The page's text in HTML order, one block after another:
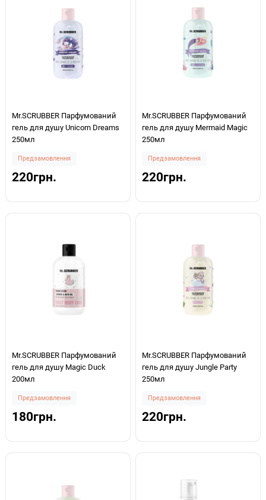
Mr.SCRUBBER Парфумований
гель для душу Unicorn Dreams
250мл
Предзамовлення
220грн.
Mr.SCRUBBER Парфумований
гель для душу Mermaid Magic
250мл
Предзамовлення
220грн.
Mr.SCRUBBER Парфумований
гель для душу Magic Duck
200мл
Предзамовлення
180грн.
Mr.SCRUBBER Парфумований
гель для душу Jungle Party
250мл
Предзамовлення
220грн.